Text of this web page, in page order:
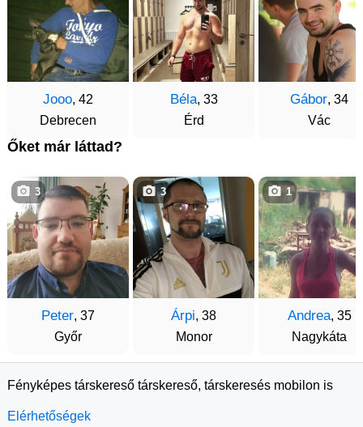
Jooo, 42
Debrecen
Béla, 33
Érd
Gábor, 34
Vác
Őket már láttad?
Peter, 37
Győr
3
Árpi, 38
Monor
3
Andrea, 35
Nagykáta
1
Fényképes társkereső társkereső, társkeresés mobilon is
Elérhetőségek